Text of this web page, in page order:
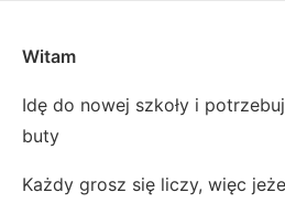
Witam
Idę do nowej szkoły i
buty
Każdy grosz się liczy, więc